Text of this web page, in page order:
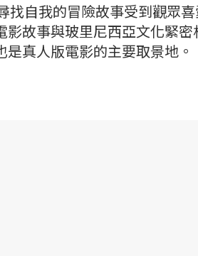
自我的冒險故事受到觀眾喜
故事與玻里尼西亞文化緊密
真人版電影的主要取景地。